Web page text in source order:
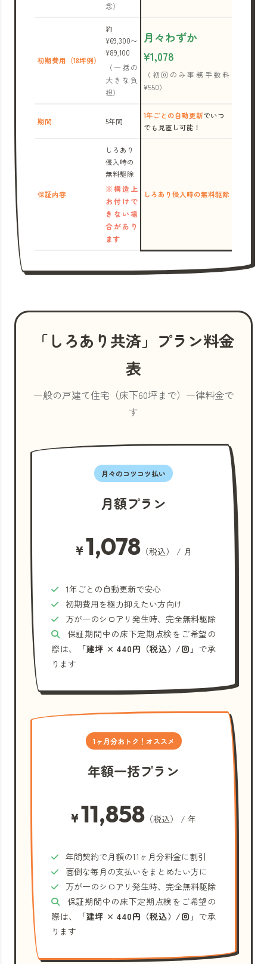
念）
初期費用（18坪例）
約
¥69,300〜
¥89,100
（一括の
大きな負
担）
月々わずか
¥1,078
（初回のみ事務手数料
¥550）
期間 5年間
1年ごとの自動更新でいつ
でも見直し可能！
保証内容
しろあり
侵入時の
無料駆除
※構造上
お付けで
きない場
合があり
ます
しろあり侵入時の無料駆除
「しろあり共済」プラン料金
表
一般の戸建て住宅（床下60坪まで）一律料金で
す
月々のコツコツ払い
月額プラン
¥1,078（税込） / 月
1年ごとの自動更新で安心
初期費用を極力抑えたい方向け
万が一のシロアリ発生時、完全無料駆除
保証期間中の床下定期点検をご希望の
際は、
「建坪 × 440円（税込）/回」 で承
ります
1ヶ月分おトク！オススメ
年額一括プラン
¥11,858 （税込） / 年
年間契約で月額の11ヶ月分料金に割引
面倒な毎月の支払いをまとめたい方に
万が一のシロアリ発生時、完全無料駆除
保証期間中の床下定期点検をご希望の
際は、
「建坪 × 440円（税込）/回」 で承
ります